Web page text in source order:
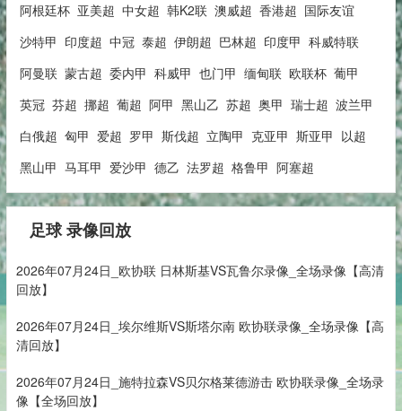
阿根廷杯 亚美超 中女超 韩K2联 澳威超 香港超 国际友谊
沙特甲 印度超 中冠 泰超 伊朗超 巴林超 印度甲 科威特联
阿曼联 蒙古超 委内甲 科威甲 也门甲 缅甸联 欧联杯 葡甲
英冠 芬超 挪超 葡超 阿甲 黑山乙 苏超 奥甲 瑞士超 波兰甲
白俄超 匈甲 爱超 罗甲 斯伐超 立陶甲 克亚甲 斯亚甲 以超
黑山甲 马耳甲 爱沙甲 德乙 法罗超 格鲁甲 阿塞超
足球 录像回放
2026年07月24日_欧协联 日林斯基VS瓦鲁尔录像_全场录像【高清
回放】
2026年07月24日_埃尔维斯VS斯塔尔南 欧协联录像_全场录像【高
清回放】
2026年07月24日_施特拉森VS贝尔格莱德游击 欧协联录像_全场录
像【全场回放】